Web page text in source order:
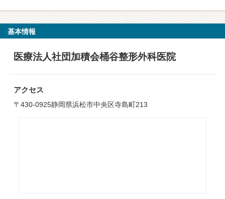
基本情報
医療法人社団加積会桶谷整形外科医院
アクセス
〒430-0925静岡県浜松市中央区寺島町213